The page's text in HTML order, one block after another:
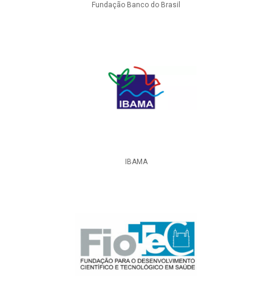
Fundação Banco do Brasil
IBAMA